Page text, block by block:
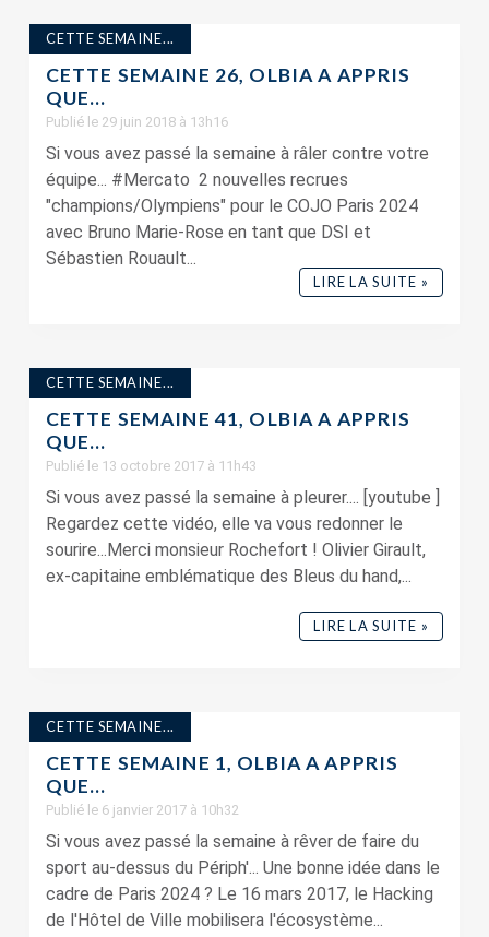
CETTE SEMAINE...
CETTE SEMAINE 26, OLBIA A APPRIS
QUE…
Publié le 29 juin 2018 à 13h16
Si vous avez passé la semaine à râler contre votre
équipe... #Mercato 2 nouvelles recrues
"champions/Olympiens" pour le COJO Paris 2024
avec Bruno Marie-Rose en tant que DSI et
Sébastien Rouault...
LIRE LA SUITE »
CETTE SEMAINE...
CETTE SEMAINE 41, OLBIA A APPRIS
QUE…
Publié le 13 octobre 2017 à 11h43
Si vous avez passé la semaine à pleurer.... [youtube ]
Regardez cette vidéo, elle va vous redonner le
sourire...Merci monsieur Rochefort ! Olivier Girault,
ex-capitaine emblématique des Bleus du hand,...
LIRE LA SUITE »
CETTE SEMAINE...
CETTE SEMAINE 1, OLBIA A APPRIS
QUE…
Publié le 6 janvier 2017 à 10h32
Si vous avez passé la semaine à rêver de faire du
sport au-dessus du Périph'... Une bonne idée dans le
cadre de Paris 2024 ? Le 16 mars 2017, le Hacking
de l'Hôtel de Ville mobilisera l'écosystème...